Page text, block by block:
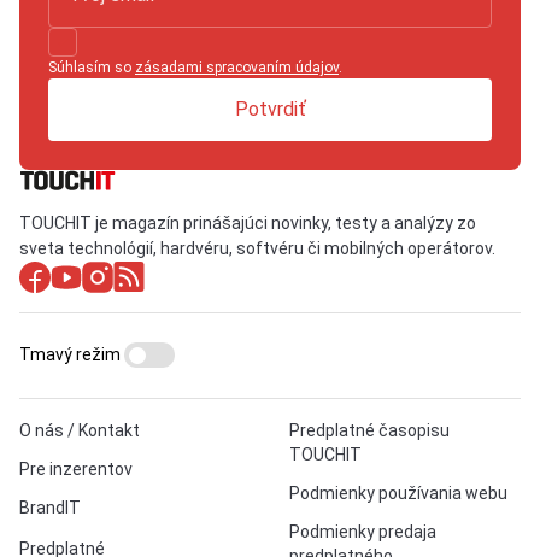
Súhlasím so zásadami spracovaním údajov.
Potvrdiť
TOUCHIT je magazín prinášajúci novinky, testy a analýzy zo
sveta technológií, hardvéru, softvéru či mobilných operátorov.
O nás / Kontakt
Pre inzerentov
BrandIT
Predplatné
Predplatné časopisu
TOUCHIT
Podmienky používania webu
Podmienky predaja
Tmavý režim